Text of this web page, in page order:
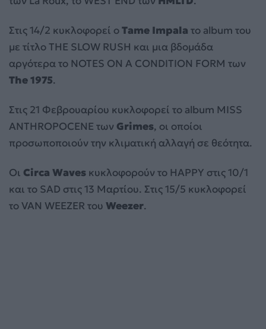
Στις 14/2 κυκλοφορεί οTame Impala το album του
με τίτλο THE SLOW RUSH και μια βδομάδα
αργότερα το NOTES ON A CONDITION FORM των
The 1975.
Στις 21 Φεβρουαρίου κυκλοφορεί το album MISS
ANTHROPOCENE των Grimes, οι οποίοι
προσωποποιούν την κλιματική αλλαγή σε θεότητα.
Οι Circa Waves κυκλοφορούν το HAPPY στις 10/1
και το SAD στις 13 Μαρτίου. Στις 15/5 κυκλοφορεί
το VAN WEEZER του Weezer.